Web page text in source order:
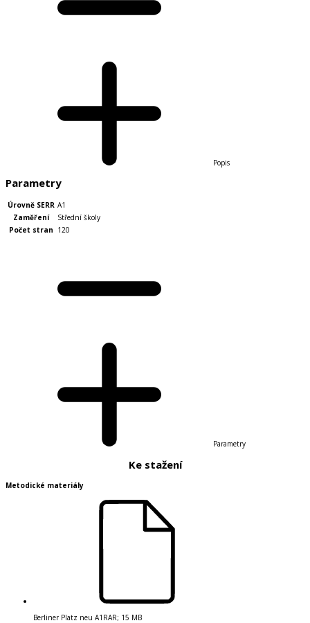
Popis
Parametry
Úrovně SERR A1
Zaměření
Střední školy
Počet stran 120
Parametry
Ke stažení
Metodické materiály
Berliner Platz neu A1 RAR; 15 MB